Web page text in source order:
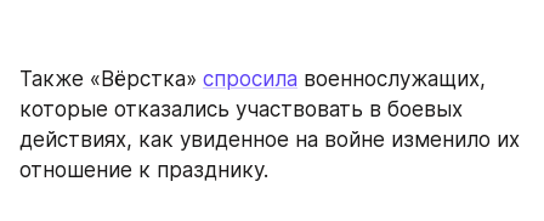
Также «Вёрстка» спросила военнослужащих,
которые отказались участвовать в боевых
действиях, как увиденное на войне изменило их
отношение к празднику.